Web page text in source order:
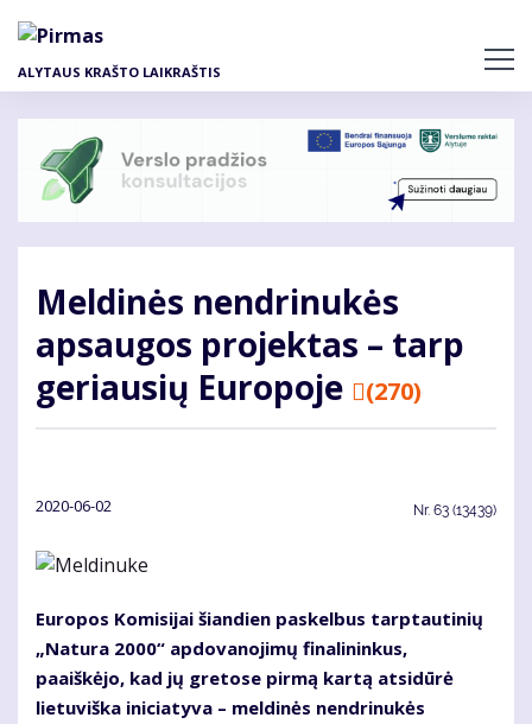
pagrindinį
ALYTAUS KRAŠTO LAIKRAŠTIS
Meldinės nendrinukės
apsaugos projektas – tarp
geriausių Europoje
(270)
2020-06-02 Nr. 63 (13439)
Europos Komisijai šiandien paskelbus tarptautinių
„Natura 2000“ apdovanojimų finalininkus,
paaiškėjo, kad jų gretose pirmą kartą atsidūrė
lietuviška iniciatyva – meldinės nendrinukės